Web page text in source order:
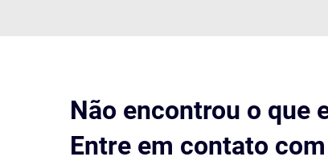
Não encontrou o que
Entre em contato